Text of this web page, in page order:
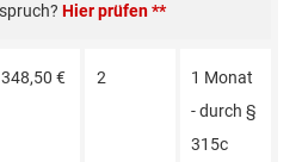
Hier prüfen **
348,50 € 2
1 Mo­nat
- durch §
315c